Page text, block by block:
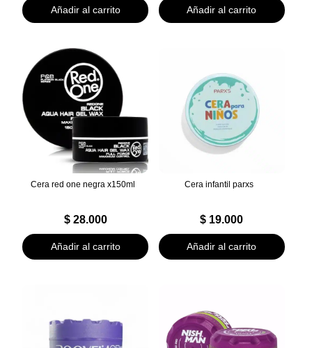
Añadir al carrito Añadir al carrito
Cera red one negra x150ml
$28.000
Añadir al carrito
Cera infantil parxs
$ 19.000
Añadir al carrito